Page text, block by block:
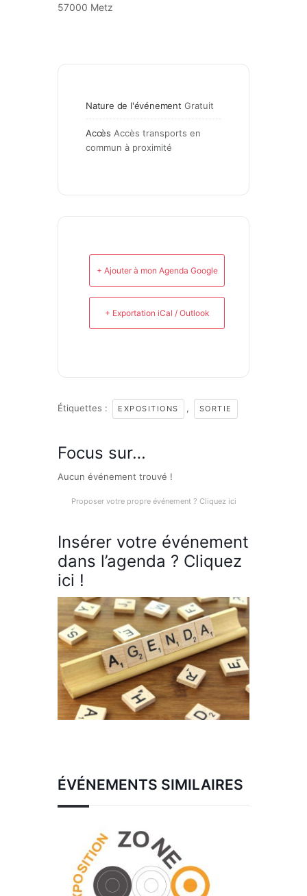
57000 Metz
Nature de l'événement Gratuit
Accès Accès transports en
commun à proximité
+ Ajouter à mon Agenda Google
+ Exportation iCal / Outlook
Étiquettes : EXPOSITIONS , SORTIE
Focus sur…
Aucun événement trouvé !
Proposer votre propre événement ? Cliquez ici
Insérer votre événement
dans l’agenda ? Cliquez
ici !
ÉVÉNEMENTS SIMILAIRES